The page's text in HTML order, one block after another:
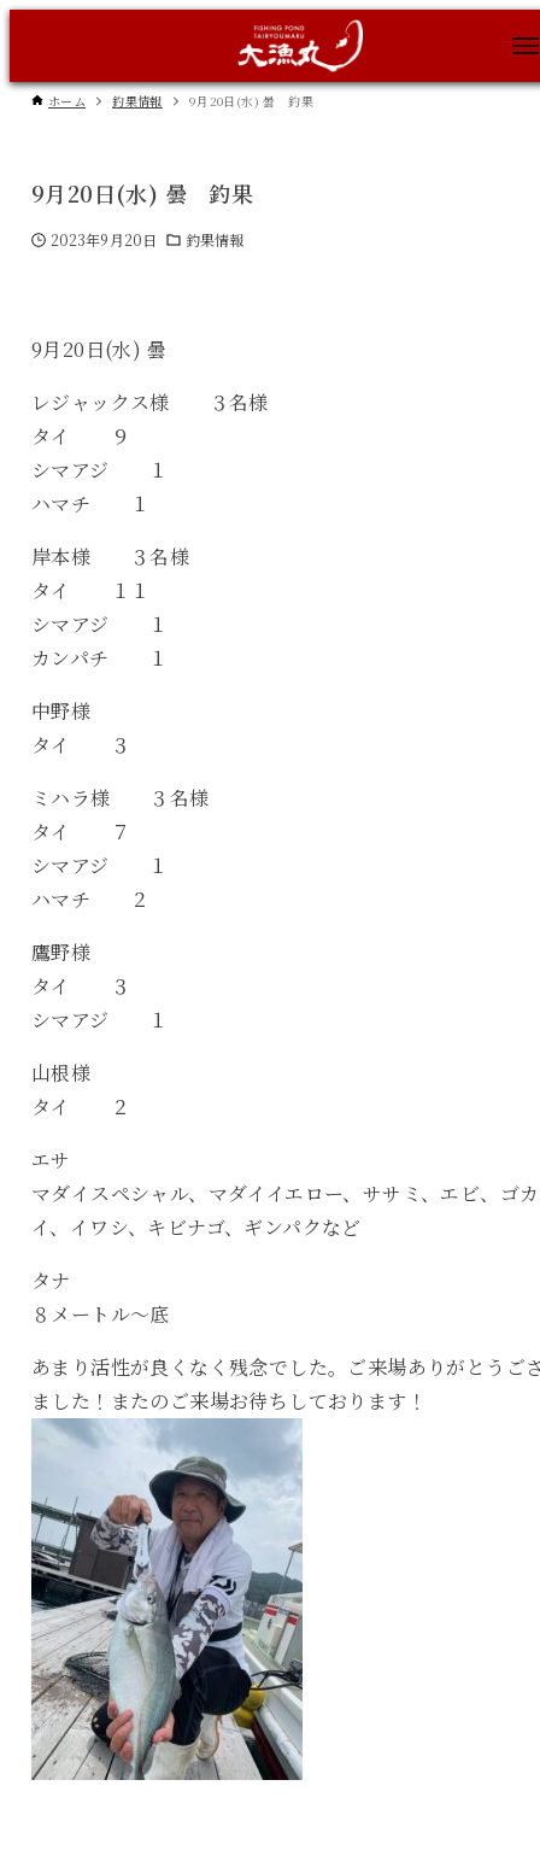
ホーム 釣果情報 9月20日(水) 曇 釣果
9月20日(水) 曇 釣果
2023年9月20日 釣果情報
9月20日(水) 曇
レジャックス様 ３名様
タイ ９
シマアジ １
ハマチ １
岸本様 ３名様
タイ １１
シマアジ １
カンパチ １
中野様
タイ ３
ミハラ様 ３名様
タイ ７
シマアジ １
ハマチ ２
鷹野様
タイ ３
シマアジ １
山根様
タイ ２
エサ
マダイスペシャル、マダイイエロー、ササミ、エビ、ゴカ
イ、イワシ、キビナゴ、ギンパクなど
タナ
８メートル〜底
あまり活性が良くなく残念でした。ご来場ありがとうご
ました！またのご来場お待ちしております！